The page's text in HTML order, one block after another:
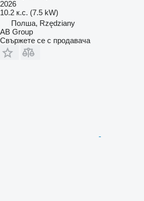
2026
10.2 к.с. (7.5 kW)
Полша, Rzędziany
AB Group
Свържете се с продавача